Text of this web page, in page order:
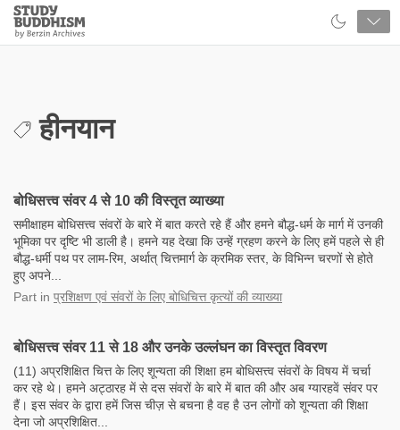
Close
Study
Buddhism
हीनयान
बोधिसत्त्व संवर 4 से 10 की विस्तृत व्याख्या
समीक्षाहम बोधिसत्त्व संवरों के बारे में बात करते रहे हैं और हमने बौद्ध-धर्म के मार्ग में उनकी
भूमिका पर दृष्टि भी डाली है। हमने यह देखा कि उन्हें ग्रहण करने के लिए हमें पहले से ही
बौद्ध-धर्मी पथ पर लाम-रिम, अर्थात् चित्तमार्ग के क्रमिक स्तर, के विभिन्न चरणों से होते
हुए अपने...
Part in प्रशिक्षण एवं संवरों के लिए बोधिचित्त कृत्यों की व्याख्या
बोधिसत्त्व संवर 11 से 18 और उनके उल्लंघन का विस्तृत विवरण
(11) अप्रशिक्षित चित्त के लिए शून्यता की शिक्षा हम बोधिसत्त्व संवरों के विषय में चर्चा
कर रहे थे। हमने अट्ठारह में से दस संवरों के बारे में बात की और अब ग्यारहवें संवर पर
हैं। इस संवर के द्वारा हमें जिस चीज़ से बचना है वह है उन लोगों को शून्यता की शिक्षा
देना जो अप्रशिक्षित...